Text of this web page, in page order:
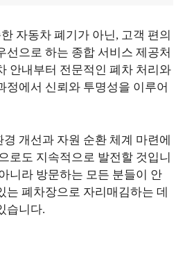
자동차 폐기가 아닌, 고객 편의
선으로 하는 종합 서비스 제공처
안내부터 전문적인 폐차 처리와
정에서 신뢰와 투명성을 이루어
개선과 자원 순환 체계 마련에
로도 지속적으로 발전할 것입니
니라 방문하는 모든 분들이 안
는 폐차장으로 자리매김하는 데
습니다.